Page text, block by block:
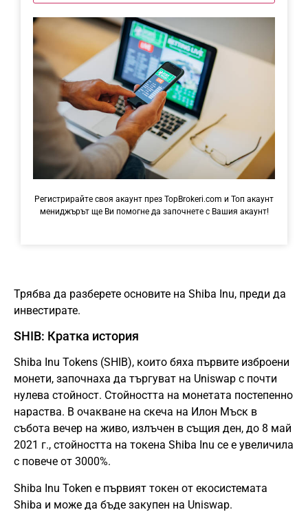
Регистрирайте своя акаунт през TopBrokeri.com и Топ акаунт
мениджърът ще Ви помогне да започнете с Вашия акаунт!
Трябва да разберете основите на Shiba Inu, преди да
инвестирате.
SHIB: Кратка история
Shiba Inu Tokens (SHIB), които бяха първите изброени
монети, започнаха да търгуват на Uniswap с почти
нулева стойност. Стойността на монетата постепенно
нараства. В очакване на скеча на Илон Мъск в
събота вечер на живо, излъчен в същия ден, до 8 май
2021 г., стойността на токена Shiba Inu се е увеличила
с повече от 3000%.
Shiba Inu Token е първият токен от екосистемата
Shiba и може да бъде закупен на Uniswap.